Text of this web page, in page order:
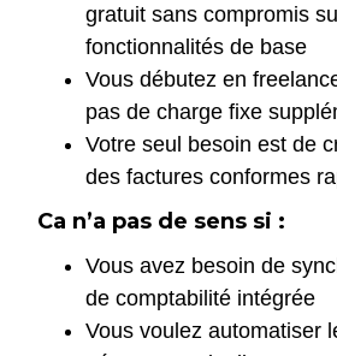
gratuit sans compromis
fonctionnalités de base
Vous débutez en
pas de charge fixe
Votre seul besoin est de
des factures conformes
Ca n’a pas de sens si :
Vous avez besoin de
de comptabilité intégrée
Vous voulez automatiser